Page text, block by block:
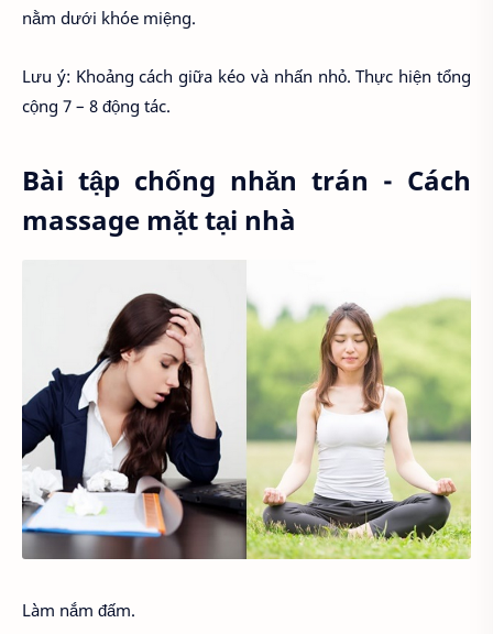
nằm dưới khóe miệng.
Lưu ý: Khoảng cách giữa kéo và nhấn nhỏ. Thực hiện tổng
cộng 7 – 8 động tác.
Bài tập chống nhăn trán - Cách
massage mặt tại nhà
Làm nắm đấm.